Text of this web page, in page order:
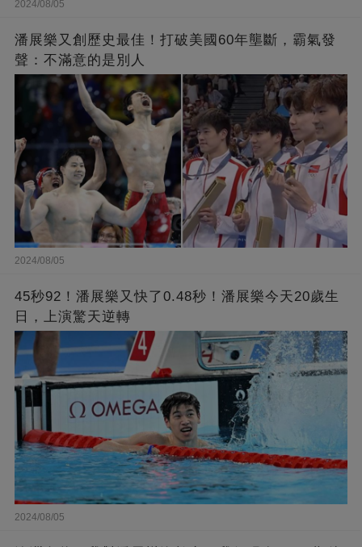
2024/08/05
潘展樂又創歷史最佳！打破美國60年壟斷，霸氣發
聲：不滿意的是別人
2024/08/05
45秒92！潘展樂又快了0.48秒！潘展樂今天20歲生
日，上演驚天逆轉
2024/08/05